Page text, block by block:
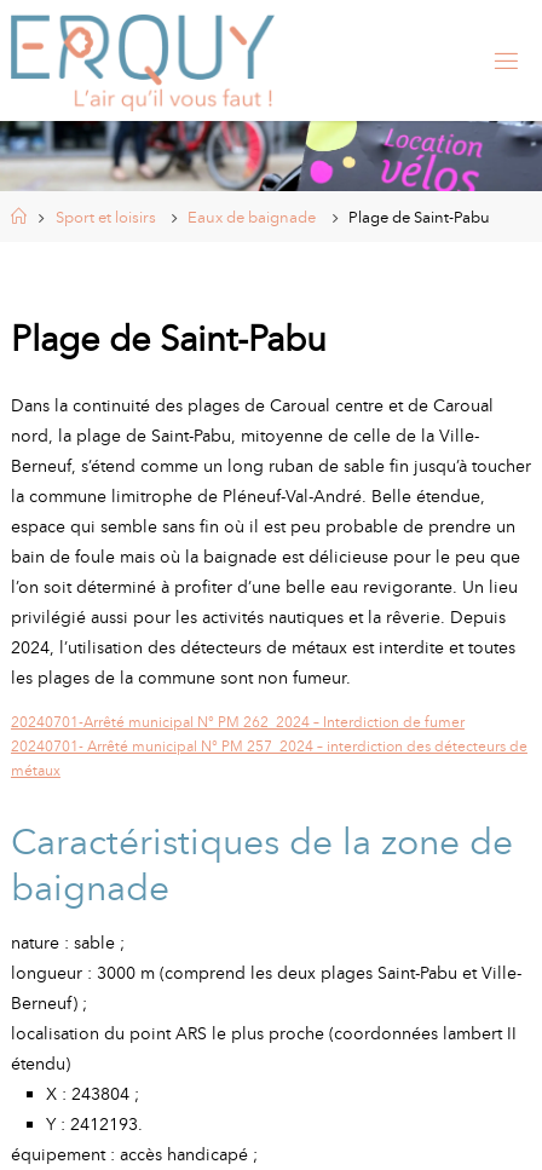
Skip
content
RQ
UY
, SI
CI
DE
LA
M
A
I
RIE
HomeSport et loisirs Eaux de baignade Plage de Saint-Pabu
Plage de Saint-Pabu
Dans la continuité des plages de Caroual centre et de Caroual
nord, la plage de Saint-Pabu, mitoyenne de celle de la Ville-
Berneuf, s’étend comme un long ruban de sable fin jusqu’à toucher
la commune limitrophe de Pléneuf-Val-André. Belle étendue,
espace qui semble sans fin où il est peu probable de prendre un
bain de foule mais où la baignade est délicieuse pour le peu que
l’on soit déterminé à profiter d’une belle eau revigorante. Un lieu
privilégié aussi pour les activités nautiques et la rêverie. Depuis
2024, l’utilisation des détecteurs de métaux est interdite et toutes
les plages de la commune sont non fumeur.
20240701-Arrêté municipal N° PM 262_2024 – Interdiction de fumer
20240701- Arrêté municipal N° PM 257_2024 – interdiction des détecteurs de
métaux
Caractéristiques de la zone de
baignade
nature : sable ;
longueur : 3000 m (comprend les deux plages Saint-Pabu et Ville-
Berneuf) ;
localisation du point ARS le plus proche (coordonnées lambert II
étendu)
X : 243804 ;
Y : 2412193.
équipement : accès handicapé ;